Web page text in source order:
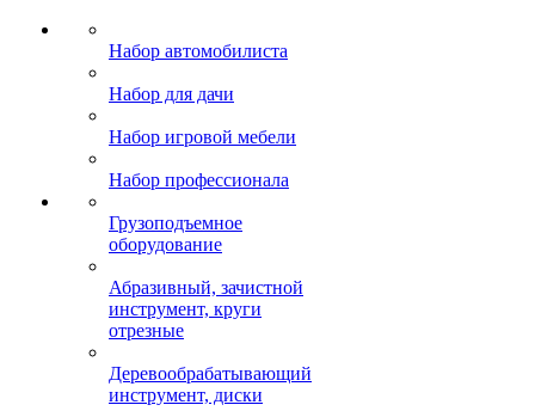
Набор автомобилиста
Набор для дачи
Набор игровой мебели
Набор профессионала
Грузоподъемное
оборудование
Абразивный, зачистной
инструмент, круги
отрезные
Деревообрабатывающий
инструмент, диски